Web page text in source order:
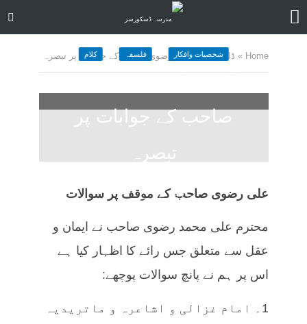
Home
» ڈاکٹر علی محمد رضوی صاحب کے جوابات پر تبصرہ
شخصیات وافکار فلسفہ کلام
صاحب کے جوابات پر
تبصرہ
162 منٹ چاہیں
علی رضوی صاحب کے موقف پرسوالات
محترم علی محمد رضوی صاحب نے ایمان و
عقل سے متعلق جس رائے کا اظہار کیا ہے
اس پر ہم نے پانچ سوالات پوچھے:
1۔ امام غزالی و اشاعرہ و ماتریدیہ